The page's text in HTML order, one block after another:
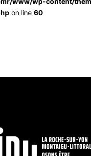
on line 60